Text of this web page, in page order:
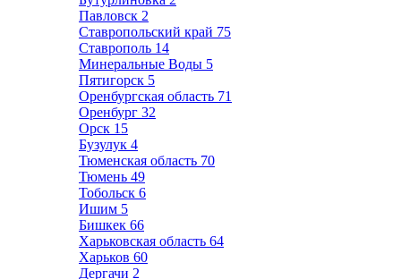
Павловск 2
Ставропольский край 75
Ставрополь 14
Минеральные Воды 5
Пятигорск 5
Оренбургская область 71
Оренбург 32
Орск 15
Бузулук 4
Тюменская область 70
Тюмень 49
Тобольск 6
Ишим 5
Бишкек 66
Харьковская область 64
Харьков 60
Дергачи 2